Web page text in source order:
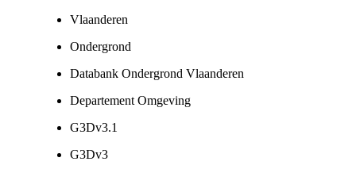
Vlaanderen
Ondergrond
Databank Ondergrond Vlaanderen
Departement Omgeving
G3Dv3.1
G3Dv3